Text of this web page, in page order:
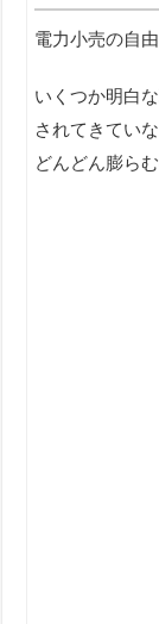
電力小売の自
いくつか明白
されてきてい
どんどん膨ら